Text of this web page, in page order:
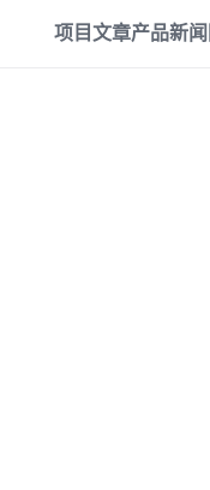
项目文章产品新闻